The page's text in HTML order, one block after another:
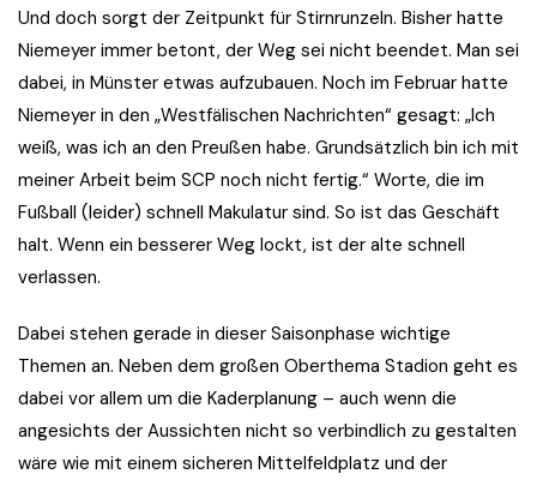
Und doch sorgt der Zeitpunkt für Stirnrunzeln. Bisher hatte
Niemeyer immer betont, der Weg sei nicht beendet. Man sei
dabei, in Münster etwas aufzubauen. Noch im Februar hatte
Niemeyer in den „Westfälischen Nachrichten“ gesagt: „Ich
weiß, was ich an den Preußen habe. Grundsätzlich bin ich mit
meiner Arbeit beim SCP noch nicht fertig.“ Worte, die im
Fußball (leider) schnell Makulatur sind. So ist das Geschäft
halt. Wenn ein besserer Weg lockt, ist der alte schnell
verlassen.
Dabei stehen gerade in dieser Saisonphase wichtige
Themen an. Neben dem großen Oberthema Stadion geht es
dabei vor allem um die Kaderplanung – auch wenn die
angesichts der Aussichten nicht so verbindlich zu gestalten
wäre wie mit einem sicheren Mittelfeldplatz und der